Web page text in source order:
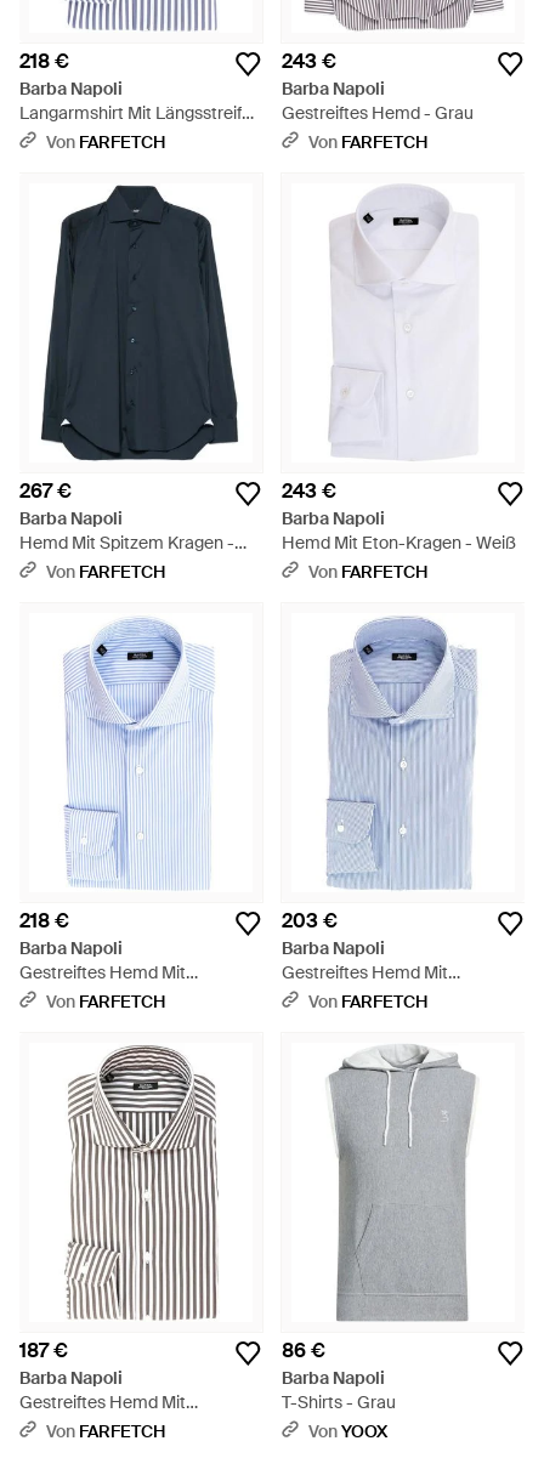
218 €
Barba Napoli
Langarmshirt Mit Längsstreifen
- Blau
Von FARFETCH
243 €
Barba Napoli
Gestreiftes Hemd - Grau
Von FARFETCH
267 €
Barba Napoli
Hemd Mit Spitzem Kragen -
BlauVon FARFETCH
243 €
Barba Napoli
Hemd Mit Eton-Kragen - Weiß
Von FARFETCH
218 €
Barba Napoli
Gestreiftes Hemd Mit
Spreizkragen - Blau
Von FARFETCH
203 €
Barba Napoli
Gestreiftes Hemd Mit
Spreizkragen - Blau
Von FARFETCH
187 €
Barba Napoli
Gestreiftes Hemd Mit
Spreizkragen - Weiß
Von FARFETCH
86 €
Barba Napoli
T-Shirts - Grau
VonYOOX